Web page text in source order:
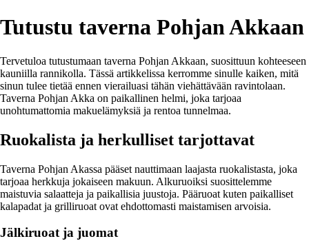
Tutustu taverna Pohjan Akkaan
Tervetuloa tutustumaan taverna Pohjan Akkaan, suosittuun kohteeseen
kauniilla rannikolla. Tässä artikkelissa kerromme sinulle kaiken, mitä
sinun tulee tietää ennen vierailuasi tähän viehättävään ravintolaan.
Taverna Pohjan Akka on paikallinen helmi, joka tarjoaa
unohtumattomia makuelämyksiä ja rentoa tunnelmaa.
Ruokalista ja herkulliset tarjottavat
Taverna Pohjan Akassa pääset nauttimaan laajasta ruokalistasta, joka
tarjoaa herkkuja jokaiseen makuun. Alkuruoiksi suosittelemme
maistuvia salaatteja ja paikallisia juustoja. Pääruoat kuten paikalliset
kalapadat ja grilliruoat ovat ehdottomasti maistamisen arvoisia.
Jälkiruoat ja juomat